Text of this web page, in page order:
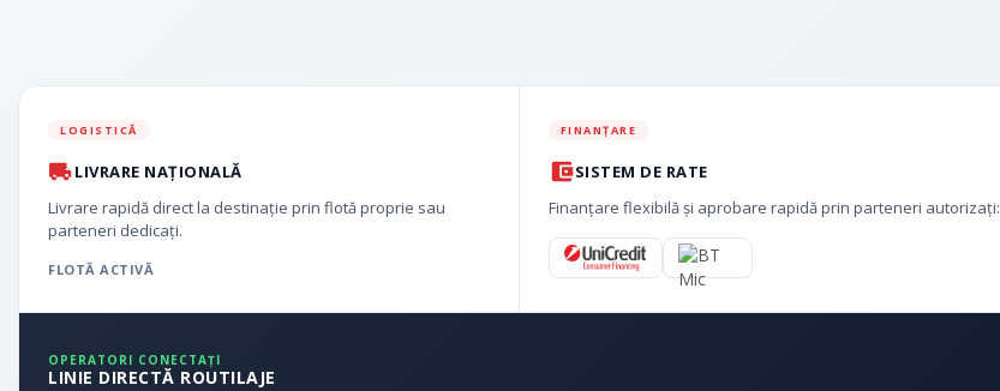
LOGISTICĂ
LIVRARE NAȚIONALĂ
Livrare rapidă direct la destinație prin flotă proprie sau
parteneri dedicați.
FLOTĂ ACTIVĂ
FINANȚARE
SISTEM DE RATE
Finanțare flexibilă și aprobare rapidă prin parteneri autorizați:
OPERATORI CONECTAȚI
LINIE DIRECTĂ ROUTILAJE